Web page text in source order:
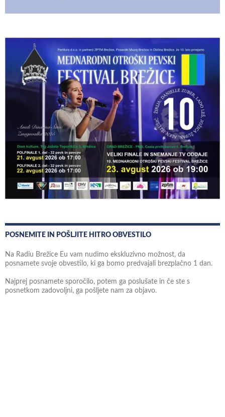
POSNEMITE IN POŠLJITE HITRO OBVESTILO
Na Radiu Brežice Eu vam nudimo ekskluzivno možnost, da
posnamete svoje obvestilo, ki ga bomo predvajali brezplačno 1 dan.
Najprej posnamete sporočilo, potem ga poslušate in če ste s
posnetkom zadovoljni, ga pošljete nam za objavo.